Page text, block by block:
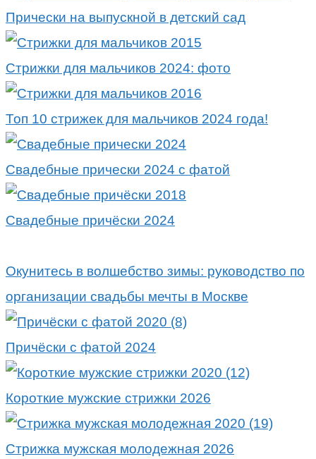
Прически на выпускной в детский сад
Стрижки для мальчиков 2024: фото
Топ 10 стрижек для мальчиков 2024 года!
Свадебные прически 2024 с фатой
Свадебные причёски 2024
Окунитесь в волшебство зимы: руководство по
организации свадьбы мечты в Москве
Причёски с фатой 2024
Короткие мужские стрижки 2026
Стрижка мужская молодежная 2026